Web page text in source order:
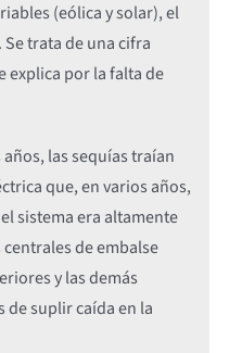
(eólica y solar), el
trata de una cifra
explica por la falta de
años, las sequías traían
que, en varios años,
sistema era altamente
de embalse
y las demás
de suplir caída en la